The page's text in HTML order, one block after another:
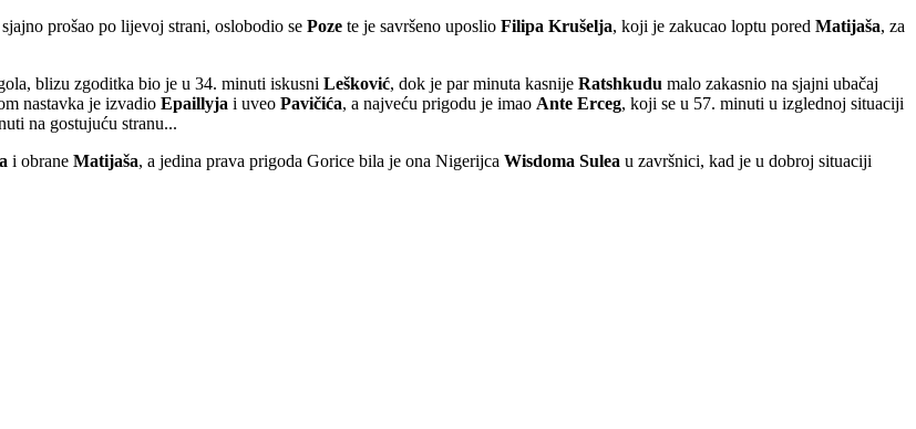
sjajno prošao po lijevoj strani, oslobodio se Poze te je savršeno uposlio Filipa Krušelja, koji je zakucao loptu pored Matijaša, za
blizu zgoditka bio je u 34. minuti iskusni Lešković, dok je par minuta kasnije Ratshkudu malo zakasnio na sjajni ubačaj
nastavka je izvadio Epaillyja i uveo Pavičića, a najveću prigodu je imao Ante Erceg, koji se u 57. minuti u izglednoj situaciji
na gostujuću stranu...
i obrane Matijaša, a jedina prava prigoda Gorice bila je ona Nigerijca Wisdoma Sulea u završnici, kad je u dobroj situaciji